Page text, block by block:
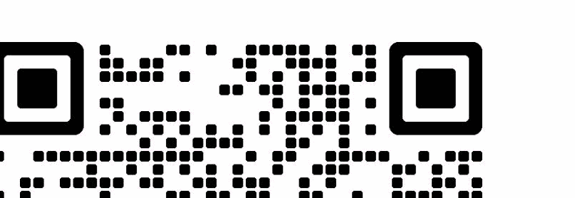
全方位分析，精准定位 输
营销型网站建设
完全按照项目策划方案制
作专属于你的营销型网
站！（独一无二）
项目运营
贴近目标消费市场，实现
精准营销推广工作；（保
证效果）
团队复制
帮助客户打造高效率的网
络营销运营团队！
网站建设 网络营销 运营托管 实战网络营销 实操培训